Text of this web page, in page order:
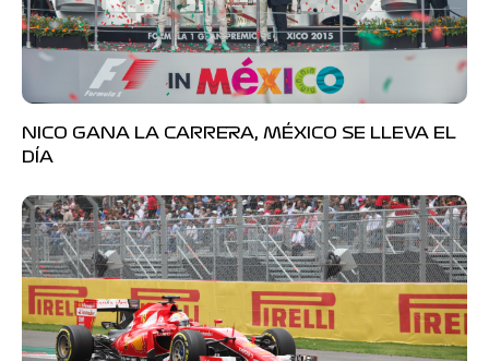
NICO GANA LA CARRERA, MÉXICO SE LLEVA EL
DÍA